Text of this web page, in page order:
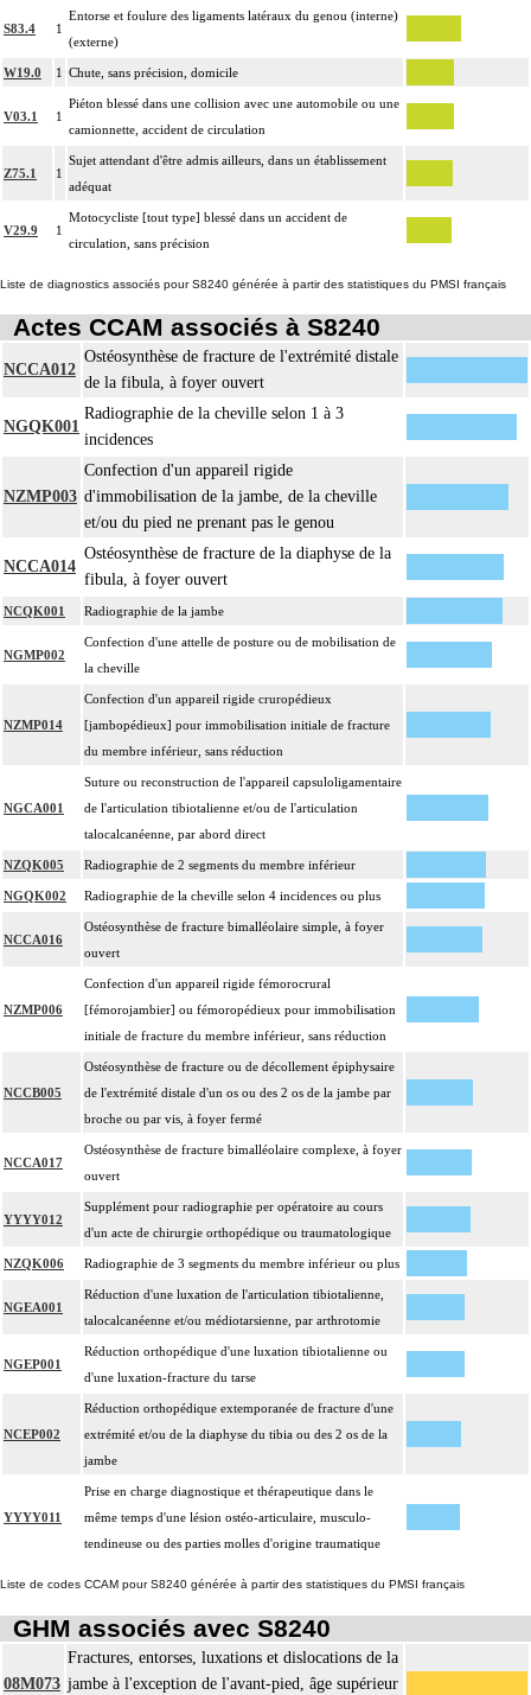
S83.4 1
Entorse et foulure des ligaments latéraux du genou (interne)
(externe)
W19.0 1 Chute, sans précision, domicile
V03.1 1
Piéton blessé dans une collision avec une automobile ou une
camionnette, accident de circulation
Z75.1 1
Sujet attendant d'être admis ailleurs, dans un établissement
adéquat
V29.9 1
Motocycliste [tout type] blessé dans un accident de
circulation, sans précision
Liste de diagnostics associés pour S8240 générée à partir des statistiques du PMSI français
Actes CCAM associés à S8240
NCCA012
Ostéosynthèse de fracture de l'extrémité distale
de la fibula, à foyer ouvert
NGQK001
Radiographie de la cheville selon 1 à 3
incidences
NZMP003
Confection d'un appareil rigide
d'immobilisation de la jambe, de la cheville
et/ou du pied ne prenant pas le genou
NCCA014
Ostéosynthèse de fracture de la diaphyse de la
fibula, à foyer ouvert
NCQK001 Radiographie de la jambe
NGMP002
Confection d'une attelle de posture ou de mobilisation de
la cheville
NZMP014
Confection d'un appareil rigide cruropédieux
[jambopédieux] pour immobilisation initiale de fracture
du membre inférieur, sans réduction
NGCA001
Suture ou reconstruction de l'appareil capsuloligamentaire
de l'articulation tibiotalienne et/ou de l'articulation
talocalcanéenne, par abord direct
NZQK005 Radiographie de 2 segments du membre inférieur
NGQK002 Radiographie de la cheville selon 4 incidences ou plus
NCCA016
Ostéosynthèse de fracture bimalléolaire simple, à foyer
ouvert
NZMP006
Confection d'un appareil rigide fémorocrural
[fémorojambier] ou fémoropédieux pour immobilisation
initiale de fracture du membre inférieur, sans réduction
NCCB005
Ostéosynthèse de fracture ou de décollement épiphysaire
de l'extrémité distale d'un os ou des 2 os de la jambe par
broche ou par vis, à foyer fermé
NCCA017
Ostéosynthèse de fracture bimalléolaire complexe, à foyer
ouvert
YYYY012
Supplément pour radiographie per opératoire au cours
d'un acte de chirurgie orthopédique ou traumatologique
NZQK006 Radiographie de 3 segments du membre inférieur ou plus
NGEA001
Réduction d'une luxation de l'articulation tibiotalienne,
talocalcanéenne et/ou médiotarsienne, par arthrotomie
NGEP001
Réduction orthopédique d'une luxation tibiotalienne ou
d'une luxation-fracture du tarse
NCEP002
Réduction orthopédique extemporanée de fracture d'une
extrémité et/ou de la diaphyse du tibia ou des 2 os de la
jambe
YYYY011
Prise en charge diagnostique et thérapeutique dans le
même temps d'une lésion ostéo-articulaire, musculo-
tendineuse ou des parties molles d'origine traumatique
Liste de codes CCAM pour S8240 générée à partir des statistiques du PMSI français
GHM associés avec S8240
08M073
Fractures, entorses, luxations et dislocations de la
jambe à l'exception de l'avant-pied, âge supérieur